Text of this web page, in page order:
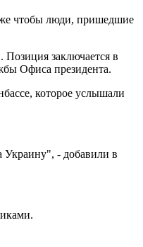
чтобы люди, пришедшие
заключается в
Офиса президента.
которое услышали
Украину", - добавили в